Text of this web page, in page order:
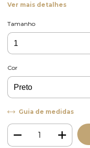
Ver mais detalhes
Tamanho
Cor
Guia de medidas